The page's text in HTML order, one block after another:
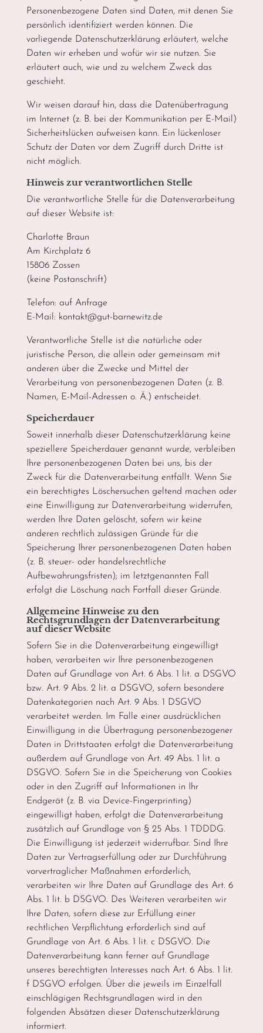
Personenbezogene Daten sind Daten, mit denen Sie
persönlich identifiziert werden können. Die
vorliegende Datenschutzerklärung erläutert, welche
Daten wir erheben und wofür wir sie nutzen. Sie
erläutert auch, wie und zu welchem Zweck das
geschieht.
Wir weisen darauf hin, dass die Datenübertragung
im Internet (z. B. bei der Kommunikation per E-Mail)
Sicherheitslücken aufweisen kann. Ein lückenloser
Schutz der Daten vor dem Zugriff durch Dritte ist
nicht möglich.
Hinweis zur verantwortlichen Stelle
Die verantwortliche Stelle für die Datenverarbeitung
auf dieser Website ist:
Charlotte Braun
Am Kirchplatz 6
15806 Zossen
(keine Postanschrift)
Telefon: auf Anfrage
E-Mail: kontakt@gut-barnewitz.de
Verantwortliche Stelle ist die natürliche oder
juristische Person, die allein oder gemeinsam mit
anderen über die Zwecke und Mittel der
Verarbeitung von personenbezogenen Daten (z. B.
Namen, E-Mail-Adressen o. Ä.) entscheidet.
Speicherdauer
Soweit innerhalb dieser Datenschutzerklärung keine
speziellere Speicherdauer genannt wurde, verbleiben
Ihre personenbezogenen Daten bei uns, bis der
Zweck für die Datenverarbeitung entfällt. Wenn Sie
ein berechtigtes Löschersuchen geltend machen oder
eine Einwilligung zur Datenverarbeitung widerrufen,
werden Ihre Daten gelöscht, sofern wir keine
anderen rechtlich zulässigen Gründe für die
Speicherung Ihrer personenbezogenen Daten haben
(z. B. steuer- oder handelsrechtliche
Aufbewahrungsfristen); im letztgenannten Fall
erfolgt die Löschung nach Fortfall dieser Gründe.
Allgemeine Hinweise zu den
Rechtsgrundlagen der Datenverarbeitung
auf dieser Website
Sofern Sie in die Datenverarbeitung eingewilligt
haben, verarbeiten wir Ihre personenbezogenen
Daten auf Grundlage von Art. 6 Abs. 1 lit. a DSGVO
bzw. Art. 9 Abs. 2 lit. a DSGVO, sofern besondere
Datenkategorien nach Art. 9 Abs. 1 DSGVO
verarbeitet werden. Im Falle einer ausdrücklichen
Einwilligung in die Übertragung personenbezogener
Daten in Drittstaaten erfolgt die Datenverarbeitung
außerdem auf Grundlage von Art. 49 Abs. 1 lit. a
DSGVO. Sofern Sie in die Speicherung von Cookies
oder in den Zugriff auf Informationen in Ihr
Endgerät (z. B. via Device-Fingerprinting)
eingewilligt haben, erfolgt die Datenverarbeitung
zusätzlich auf Grundlage von § 25 Abs. 1 TDDDG.
Die Einwilligung ist jederzeit widerrufbar. Sind Ihre
Daten zur Vertragserfüllung oder zur Durchführung
vorvertraglicher Maßnahmen erforderlich,
verarbeiten wir Ihre Daten auf Grundlage des Art. 6
Abs. 1 lit. b DSGVO. Des Weiteren verarbeiten wir
Ihre Daten, sofern diese zur Erfüllung einer
rechtlichen Verpflichtung erforderlich sind auf
Grundlage von Art. 6 Abs. 1 lit. c DSGVO. Die
Datenverarbeitung kann ferner auf Grundlage
unseres berechtigten Interesses nach Art. 6 Abs. 1 lit.
f DSGVO erfolgen. Über die jeweils im Einzelfall
einschlägigen Rechtsgrundlagen wird in den
folgenden Absätzen dieser Datenschutzerklärung
informiert.